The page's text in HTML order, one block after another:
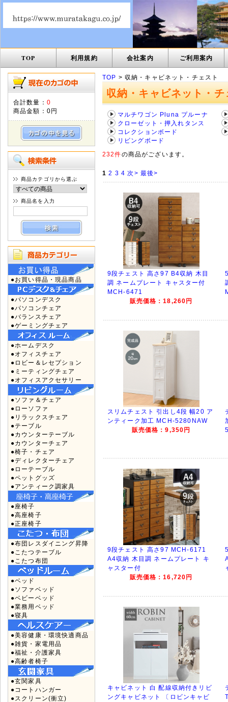
TOP 利用規約 会社案内 ご利用案内
合計数量： 0
商品金額： 0円
商品カテゴリから選ぶ
商品名を入力
●お買い得品・現品商品
●パソコンデスク
●パソコンチェア
●バランスチェア
●ゲーミングチェア
●ホームデスク
●オフィスチェア
●ロビー＆レセプション
●ミーティングチェア
●オフィスアクセサリー
●ソファ＆チェア
●ローソファ
●リラックスチェア
●テーブル
●カウンターテーブル
●カウンターチェア
●椅子・チェア
●ディレクターチェア
●ローテーブル
●ペットグッズ
●アンティーク調家具
●座椅子
●高座椅子
●正座椅子
●布団レスダイニング昇降
●こたつテーブル
●こたつ布団
●ベッド
●ソファベッド
●ベビーベッド
●業務用ベッド
●寝具
●美容健康・環境快適商品
●雑貨・家電用品
●福祉・介護家具
●高齢者椅子
●玄関家具
●コートハンガー
●スクリーン(衝立)
TOP > 収納・キャビネット・チェスト
収納・キャビネット・チ
マルチワゴン Pluna プルーナ
クローゼット・押入れタンス
コレクションボード
リビングボード
232件の商品がございます。
1 2 3 4 次> 最後>
9段チェスト 高さ97 B4収納 木目
調 ネームプレート キャスター付
MCH-6471
販売価格：18,260円
スリムチェスト 引出し4段 幅20 ア
ンティーク加工 MCH-5280NAW
販売価格：9,350円
9段チェスト 高さ97 MCH-6171
A4収納 木目調 ネームプレート キ
ャスター付
販売価格：16,720円
キャビネット 白 配線収納付きリビ
ングキャビネット 〔ロビンキャビ